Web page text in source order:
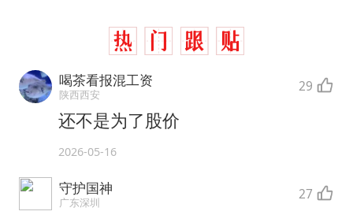
喝茶看报混工资
陕西西安 29
还不是为了股价
2026-05-16
守护国神
广东深圳 27